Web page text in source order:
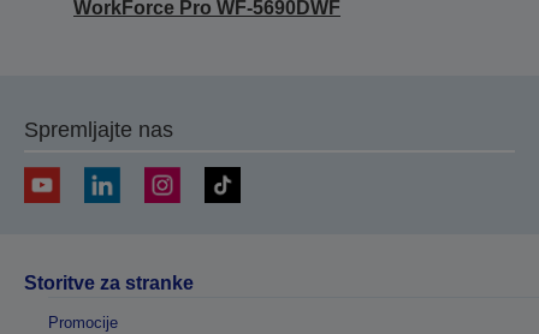
WorkForce Pro WF-5690DWF
Spremljajte nas
Storitve za stranke
Promocije